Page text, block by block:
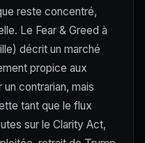
reste concentré,
Le Fear & Greed à
décrit un marché
propice aux
contrarian, mais
tant que le flux
sur le Clarity Act,